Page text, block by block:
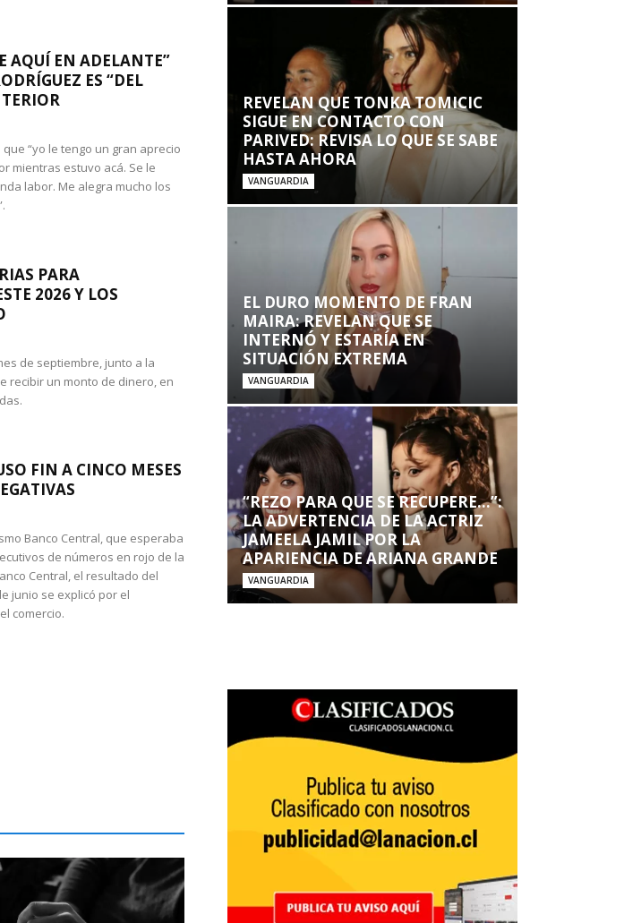
AQUÍ EN ADELANTE”
ES “DEL
“yo le tengo un gran aprecio
mientras estuvo acá. Se le
labor. Me alegra mucho los
PARA
2026 Y LOS
de septiembre, junto a la
recibir un monto de dinero, en
FIN A CINCO MESES
Banco Central, que esperaba
de números en rojo de la
Central, el resultado del
junio se explicó por el
comercio.
REVELAN QUE TONKA TOMICIC
SIGUE EN CONTACTO CON
PARIVED: REVISA LO QUE SE SABE
HASTA AHORA
VANGUARDIA
EL DURO MOMENTO DE FRAN
MAIRA: REVELAN QUE SE
INTERNÓ Y ESTARÍA EN
SITUACIÓN EXTREMA
VANGUARDIA
“REZO PARA QUE SE RECUPERE…”:
LA ADVERTENCIA DE LA ACTRIZ
JAMEELA JAMIL POR LA
APARIENCIA DE ARIANA GRANDE
VANGUARDIA